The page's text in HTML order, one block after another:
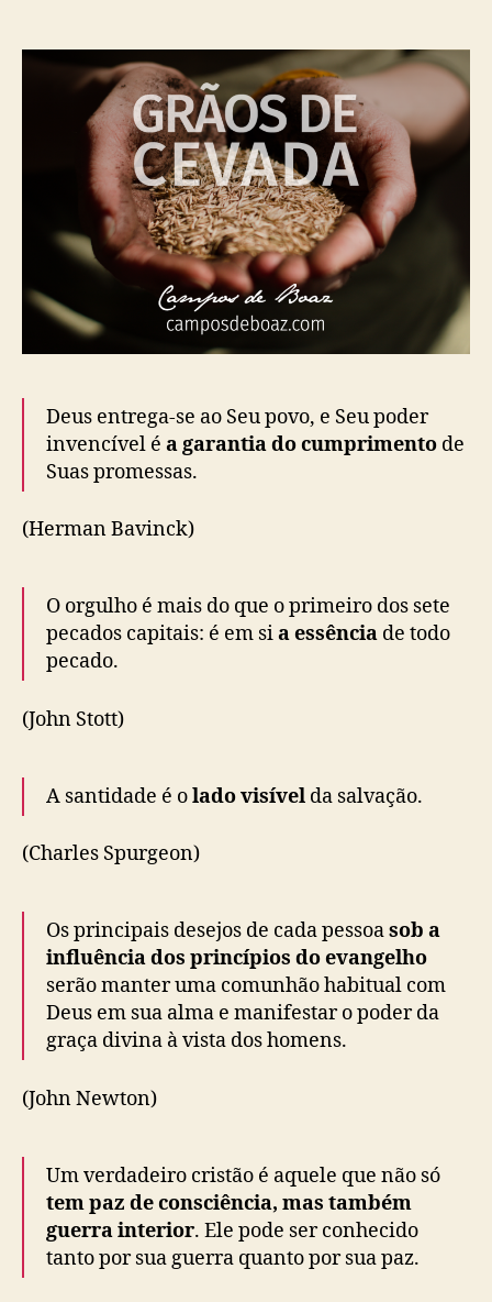
Deus entrega-se ao Seu povo, e Seu poder
invencível é a garantia do cumprimento de
Suas promessas.
(Herman Bavinck)
O orgulho é mais do que o primeiro dos sete
pecados capitais: é em sia essência de todo
pecado.
(John Stott)
A santidade é olado visível da salvação.
(Charles Spurgeon)
Os principais desejos de cada pessoasob a
influência dos princípios do evangelho
serão manter uma comunhão habitual com
Deus em sua alma e manifestar o poder da
graça divina à vista dos homens.
(John Newton)
Um verdadeiro cristão é aquele que não só
tem paz de consciência, mas também
guerra interior. Ele pode ser conhecido
tanto por sua guerra quanto por sua paz.